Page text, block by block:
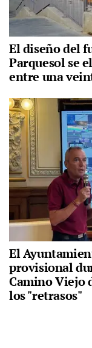
El diseño del
Parquesol se
entre una
El
provisional
Camino Viejo
los "retrasos"